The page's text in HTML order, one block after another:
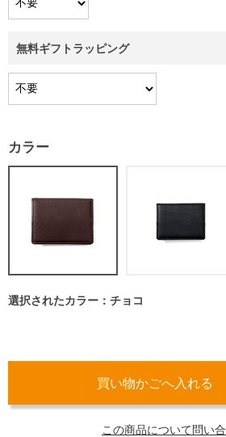
無料ギフトラッピング
カラー
選択されたカラー：チョコ
この商品について問い